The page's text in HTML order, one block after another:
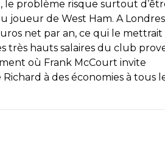
le problème risque surtout
joueur de West Ham. A
net par an, ce qui le mettrait
très hauts salaires du club
où Frank McCourt invite
à des économies à tous